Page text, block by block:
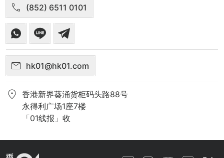
(852) 6511 0101
hk01@hk01.com
香港新界葵涌货柜码头路88号
永得利广场1座7楼
「01线报」收